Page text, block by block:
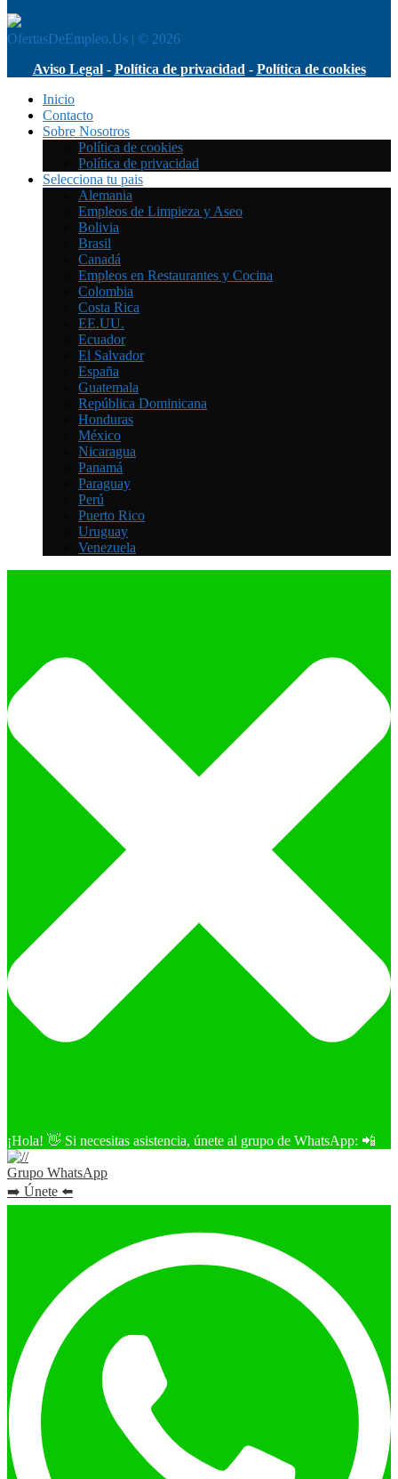
OfertasDeEmpleo.Us | © 2026
Aviso Legal- Política de privacidad - Política de cookies
Inicio
Contacto
Sobre Nosotros
Política de cookies
Política de privacidad
Selecciona tu pais
Alemania
Empleos de Limpieza y Aseo
Bolivia
Brasil
Canadá
Empleos en Restaurantes y Cocina
Colombia
Costa Rica
EE.UU.
Ecuador
El Salvador
España
Guatemala
República Dominicana
Honduras
México
Nicaragua
Panamá
Paraguay
Perú
Puerto Rico
Uruguay
Venezuela
¡Hola! 👋 Si necesitas asistencia, únete al grupo de WhatsApp: 📲
Grupo WhatsApp
➡️ Únete ⬅️